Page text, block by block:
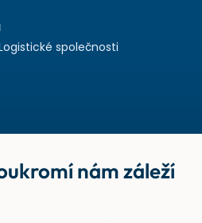
společnosti
nám záleží